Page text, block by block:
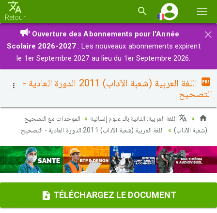
la
Retour
×
Ouverture des Abonnements pour l'Année
Scolaire 2026-2027 : Les nouveaux abonnements expirent
le 1er Septembre 2027 au lieu du 1er Septembre 2026.
اللغة العربية (شعبة الآداب) 2011 الدورة العادية -
التصحيح
اللغة العربية: الثانية باك علوم إنسانية
الموحدات مع التصحيح
(شعبة الآداب)
اللغة العربية (شعبة الآداب) 2011 الدورة العادية - التصحيح
TÉLÉCHARGEZ LE DOCUMENT